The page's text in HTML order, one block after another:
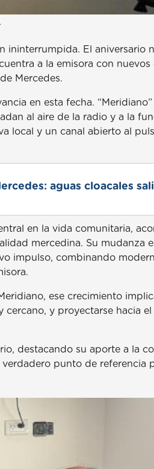
ininterrumpida. El aniversario
a la emisora con nuevos
Mercedes.
en esta fecha. “Meridiano”
al aire de la radio y a la
local y un canal abierto al
aguas cloacales
en la vida comunitaria,
mercedina. Su mudanza
impulso, combinando
ese crecimiento
y proyectarse hacia
destacando su aporte a la
punto de referencia